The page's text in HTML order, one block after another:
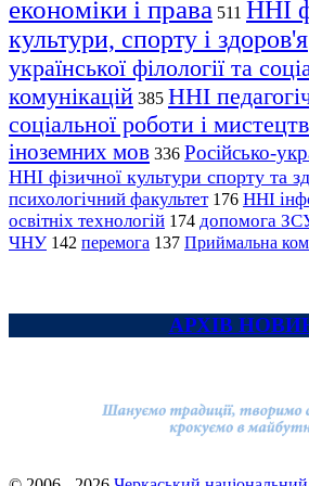
економіки і права 511 ННІ
культури, спорту і здоров'я
української філології та
комунікацій 385 ННІ
соціальної роботи і
іноземних мов 336 Російсько-
ННІ фізичної культури спорту та
психологічний факультет 176 ННІ
освітніх технологій 174 допомога
ЧНУ 142 перемога 137 Приймальна
АРХІВ